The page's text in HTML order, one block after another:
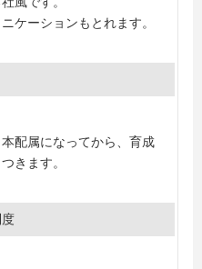
ケーションもとれます。
配属になってから、育成
きます。